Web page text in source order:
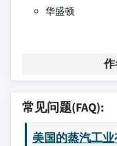
华盛顿
常见问题(FAQ):
美国的蒸汽工业